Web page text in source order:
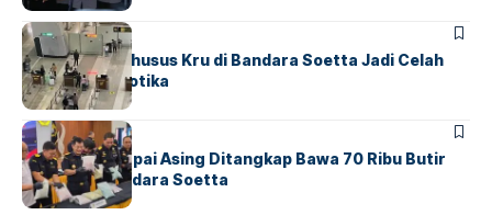
BANDARABERITA
Ketika Jalur Khusus Kru di Bandara Soetta Jadi Celah
Sindikat Narkotika
BANDARA BERITA
Kopilot Maskapai Asing Ditangkap Bawa 70 Ribu Butir
Ekstasi di Bandara Soetta